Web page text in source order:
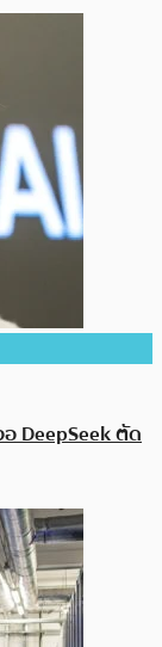
DeepSeek ตัด